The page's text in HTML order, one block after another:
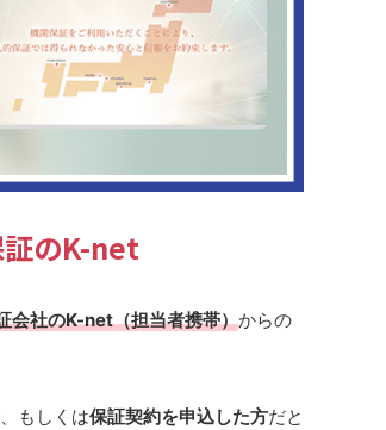
のK-net
会社のK-net（担当者携帯）からの
、もしくは保証契約を申込した方だと